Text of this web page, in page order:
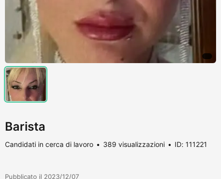
Barista
Candidati in cerca di lavoro 389 visualizzazioni ID: 111221
Pubblicato il 2023/12/07